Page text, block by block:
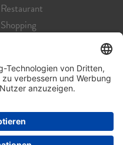
Restaurant
Shopping
Service A-Z